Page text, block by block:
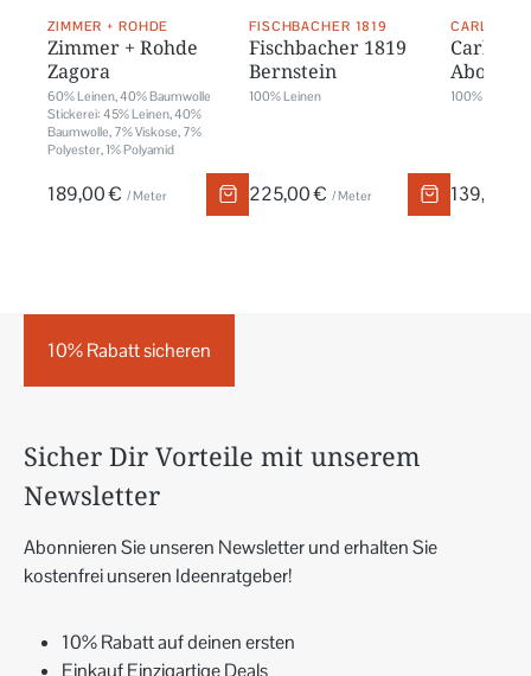
ZIMMER + ROHDE
Zimmer + Rohde
Zagora
60% Leinen, 40% Baumwolle
Stickerei: 45% Leinen, 40%
Baumwolle, 7% Viskose, 7%
Polyester, 1% Polyamid
189,00 € / Meter
FISCHBACHER 1819
Fischbacher 1819
Bernstein
100% Leinen
225,00 € / Meter
CARLUCCI
Carlucci
About
100%
139,00 €
10% Rabatt sicheren
Sicher Dir Vorteile mit unserem
Newsletter
Abonnieren Sie unseren Newsletter und erhalten Sie
kostenfrei unseren Ideenratgeber!
10% Rabatt auf deinen ersten
Einkauf Einzigartige Deals